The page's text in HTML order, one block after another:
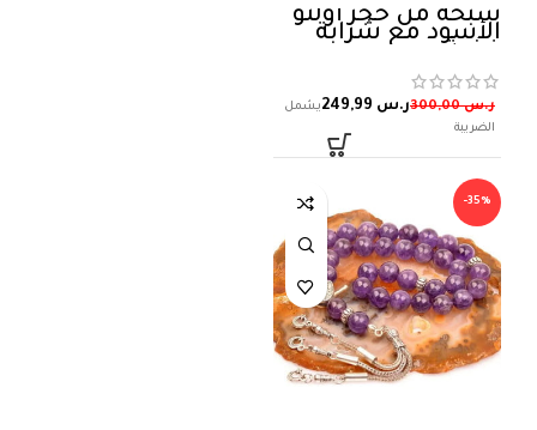
سبحة من حجر أولتو
الأسود مع شرابة
فضة
ر.س300,00 ر.س
-35%